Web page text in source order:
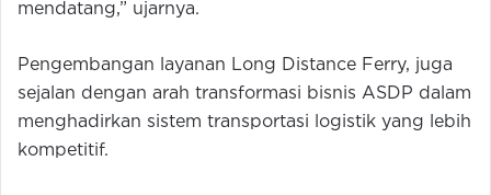
mendatang,” ujarnya.
Pengembangan layanan Long Distance Ferry, juga
sejalan dengan arah transformasi bisnis ASDP dalam
menghadirkan sistem transportasi logistik yang lebih
kompetitif.